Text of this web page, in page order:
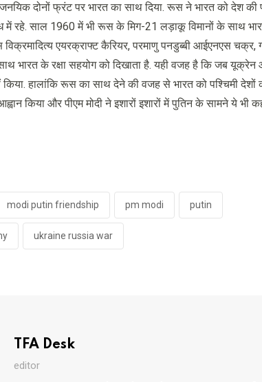
दोनों फ्रंट पर भारत का साथ दिया. रूस ने भारत को देश
में रहे. साल 1960 में भी रूस के मिग-21 लड़ाकू विमानों के साथ
एयरक्राफ्ट कैरियर, परमाणु पनडुब्बी आईएनएस
के रक्षा सहयोग को दिखाता है. यही वजह है कि जब यूक्रेन
किया. हालांकि रूस का साथ देने की वजह से भारत को पश्चिमी
किया और पीएम मोदी ने इशारों इशारों में पुतिन के सामने ये भी
modi putin friendship pm modi putin
ukraine russia war
TFA Desk
editor